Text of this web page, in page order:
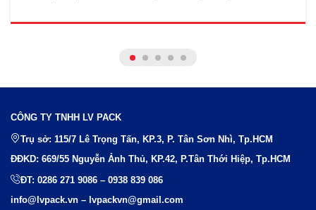
CÔNG TY TNHH LV PACK
Trụ sở: 115/7 Lê Trọng Tấn, KP.3, P. Tân Sơn Nhì, Tp.HCM
ĐĐKD: 669/55 Nguyễn Ảnh Thủ, KP.42, P.Tân Thới Hiệp, Tp.HCM
ĐT: 0286 271 9086 – 0938 839 086
info@lvpack.vn – lvpackvn@gmail.com